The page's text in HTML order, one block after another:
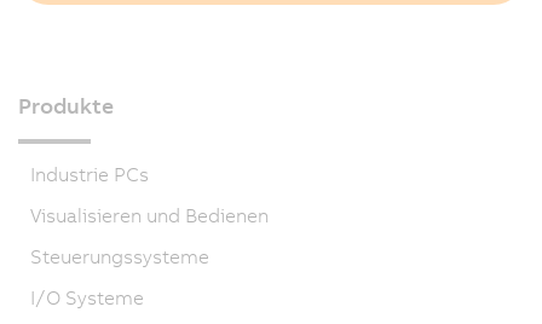
Produkte
Industrie PCs
Visualisieren und Bedienen
Steuerungssysteme
I/O Systeme